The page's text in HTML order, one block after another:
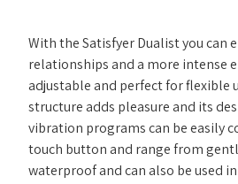
With the Satisfyer Dualist you can
relationships and a more intense
adjustable and perfect for flexible
structure adds pleasure and its
vibration programs can be easily
touch button and range from
waterproof and can also be used